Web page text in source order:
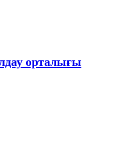
орталығы